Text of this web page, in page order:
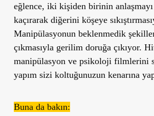
eğlence, iki kişiden birinin anlaşmayı
kaçırarak diğerini köşeye
Manipülasyonun beklenmedik
çıkmasıyla gerilim doruğa çıkıyor.
manipülasyon ve psikoloji filmlerini
yapım sizi koltuğunuzun kenarına
Buna da bakın: